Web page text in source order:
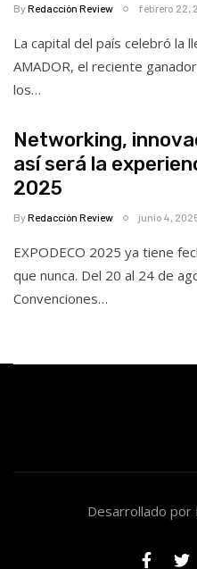
ByRedacción Review febrero 22,
La capital del país celebró la
AMADOR, el reciente
los…
Networking,
así será la
2025
ByRedacción Review junio 4,
EXPODECO 2025 ya tiene
que nunca. Del 20 al 24 de
Convenciones…
Desarrollado por